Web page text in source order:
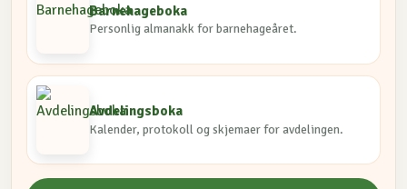
Barnehageboka
Personlig almanakk for barnehageåret.
Avdelingsboka
Kalender, protokoll og skjemaer for avdelingen.